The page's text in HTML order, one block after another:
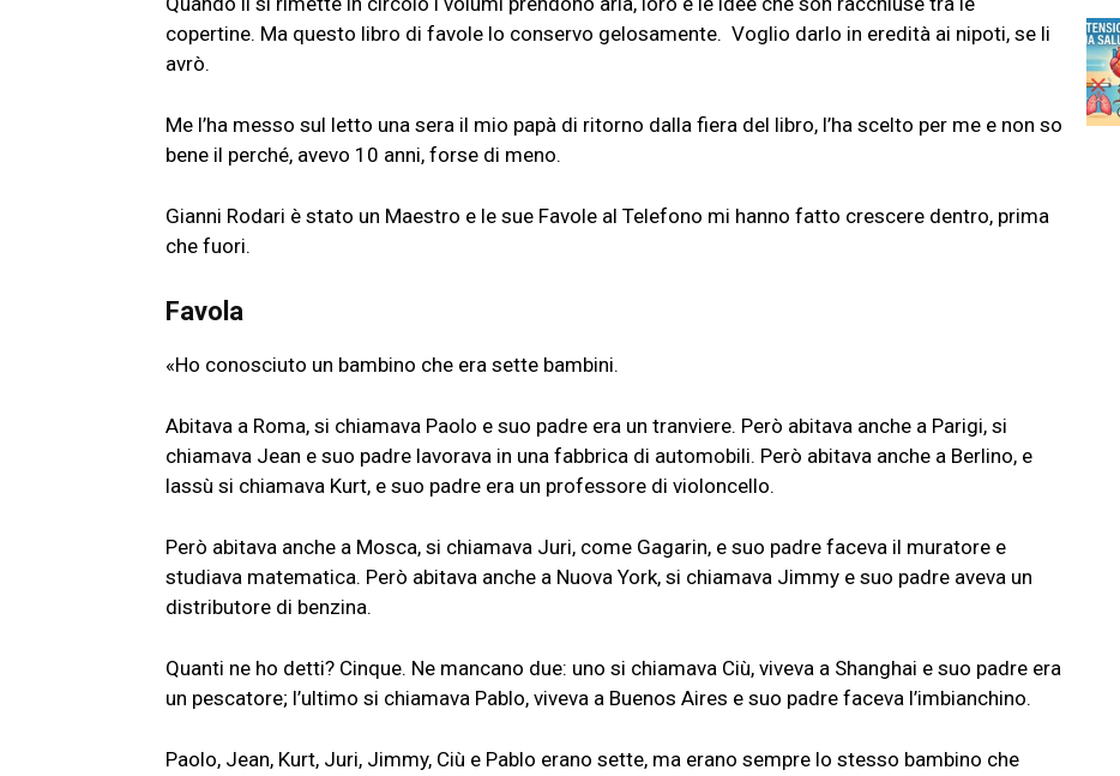
copertine. Ma questo libro di favole lo conservo gelosamente. Voglio darlo in eredità ai nipoti, se li
avrò.
Me l’ha messo sul letto una sera il mio papà di ritorno dalla fiera del libro, l’ha scelto per me e non so
bene il perché, avevo 10 anni, forse di meno.
Gianni Rodari è stato un Maestro e le sue Favole al Telefono mi hanno fatto crescere dentro, prima
che fuori.
Favola
«Ho conosciuto un bambino che era sette bambini.
Abitava a Roma, si chiamava Paolo e suo padre era un tranviere. Però abitava anche a Parigi, si
chiamava Jean e suo padre lavorava in una fabbrica di automobili. Però abitava anche a Berlino, e
lassù si chiamava Kurt, e suo padre era un professore di violoncello.
Però abitava anche a Mosca, si chiamava Juri, come Gagarin, e suo padre faceva il muratore e
studiava matematica. Però abitava anche a Nuova York, si chiamava Jimmy e suo padre aveva un
distributore di benzina.
Quanti ne ho detti? Cinque. Ne mancano due: uno si chiamava Ciù, viveva a Shanghai e suo padre era
un pescatore; l’ultimo si chiamava Pablo, viveva a Buenos Aires e suo padre faceva l’imbianchino.
Paolo, Jean, Kurt, Juri, Jimmy, Ciù e Pablo erano sette, ma erano sempre lo stesso bambino che